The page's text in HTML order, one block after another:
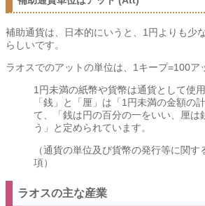
補助通貨は、日本的にいうと、1円よりも少
らしいです。
ラオスでのアットの単位は、1キープ=100ア
1円未満の紙幣や貨幣は通貨として使
「銭」と「厘」は「1円未満の金額の
て、「銭は円の百分の一をいい、厘は
う」と定められています。
（通貨の単位及び貨幣の発行等に関す
項）
ラオスの主な産業